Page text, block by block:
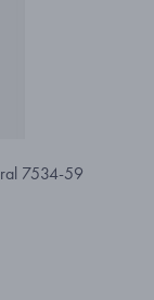
7534-59